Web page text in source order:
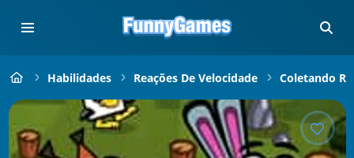
Habilidades Reações De Velocidade Coletando